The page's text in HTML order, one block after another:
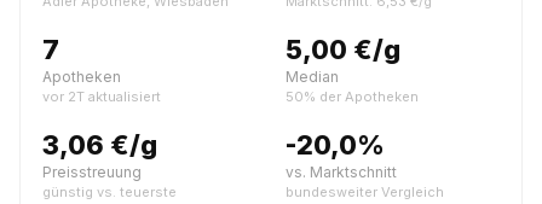
7
Apotheken
vor 2T aktualisiert
5,00 €/g
Median
50% der Apotheken
3,06 €/g
Preisstreuung
günstig vs. teuerste
-20,0%
vs. Marktschnitt
bundesweiter Vergleich